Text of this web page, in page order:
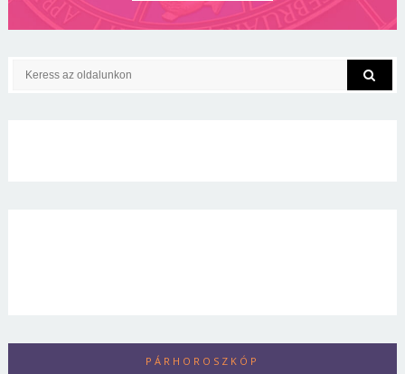
PÁRHOROSZKÓP